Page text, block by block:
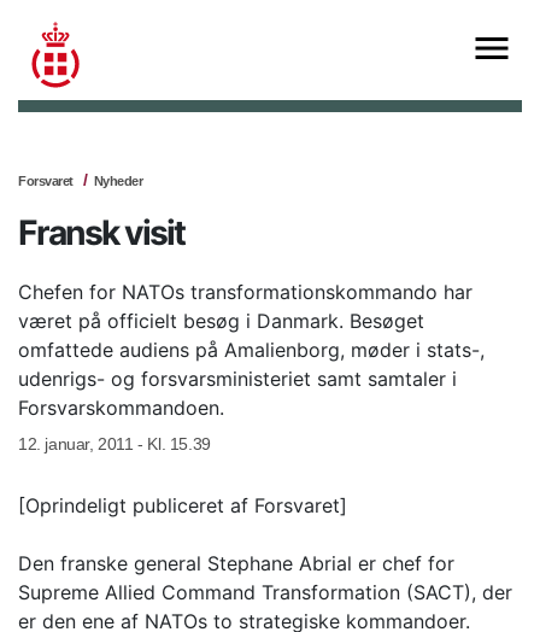
Forsvaret Nyheder
Fransk visit
Chefen for NATOs transformationskommando har
været på officielt besøg i Danmark. Besøget
omfattede audiens på Amalienborg, møder i stats-,
udenrigs- og forsvarsministeriet samt samtaler i
Forsvarskommandoen.
12. januar, 2011 - Kl. 15.39
[Oprindeligt publiceret af Forsvaret]
Den franske general Stephane Abrial er chef for
Supreme Allied Command Transformation (SACT), der
er den ene af NATOs to strategiske kommandoer.